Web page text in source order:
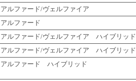
アルファード/ヴェルファイア
アルファード
アルファード/ヴェルファイア ハイブリッド
アルファード/ヴェルファイア ハイブリッド
アルファード ハイブリッド